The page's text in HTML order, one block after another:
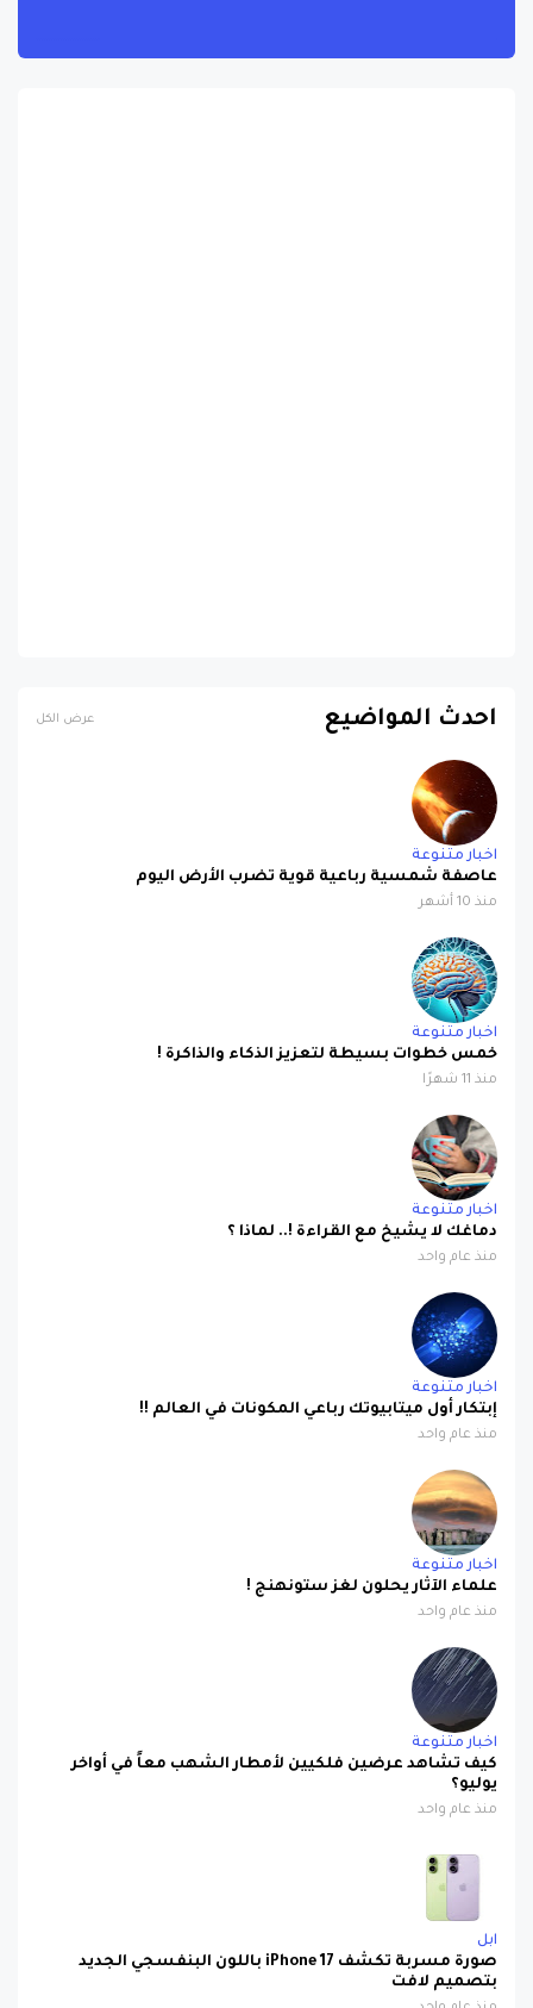
احدث المواضيع عرض الكل
اخبار متنوعة
عاصفة شمسية رباعية قوية تضرب الأرض اليوم
منذ 10 أشهر
اخبار متنوعة
خمس خطوات بسيطة لتعزيز الذكاء والذاكرة !
منذ 11 شهرًا
اخبار متنوعة
دماغك لا يشيخ مع القراءة !.. لماذا ؟
منذ عام واحد
اخبار متنوعة
إبتكار أول ميتابيوتك رباعي المكونات في العالم !!
منذ عام واحد
اخبار متنوعة
علماء الآثار يحلون لغز ستونهنج !
منذ عام واحد
اخبار متنوعة
كيف تشاهد عرضين فلكيين لأمطار الشهب معاً في أواخر
يوليو؟
منذ عام واحد
ابل
صورة مسربة تكشف iPhone 17 باللون البنفسجي الجديد
بتصميم لافت